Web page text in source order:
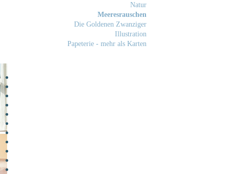
Natur
Meeresrauschen
Die Goldenen Zwanziger
Illustration
Papeterie - mehr als Karten